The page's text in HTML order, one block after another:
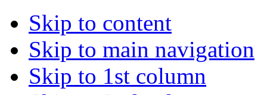
Skip to content
Skip to main navigation
Skip to 1st column